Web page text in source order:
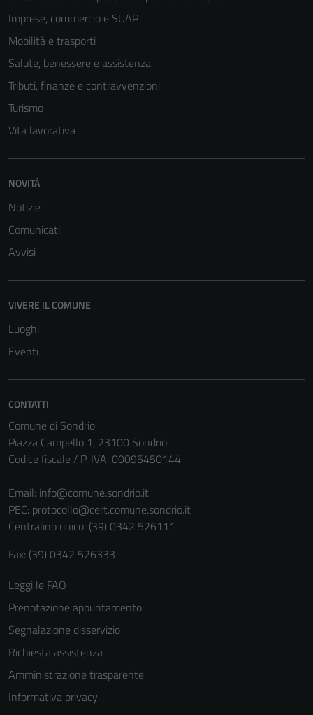
Imprese, commercio e SUAP
Mobilità e trasporti
Salute, benessere e assistenza
Tributi, finanze e contravvenzioni
Turismo
Vita lavorativa
NOVITÀ
Notizie
Comunicati
Avvisi
VIVERE IL COMUNE
Luoghi
Eventi
CONTATTI
Comune di Sondrio
Piazza Campello 1, 23100 Sondrio
Codice fiscale / P. IVA: 00095450144
Email: info@comune.sondrio.it
PEC: protocollo@cert.comune.sondrio.it
Centralino unico: (39) 0342 526111
Fax: (39) 0342 526333
Leggi le FAQ
Prenotazione appuntamento
Segnalazione disservizio
Richiesta assistenza
Amministrazione trasparente
Informativa privacy